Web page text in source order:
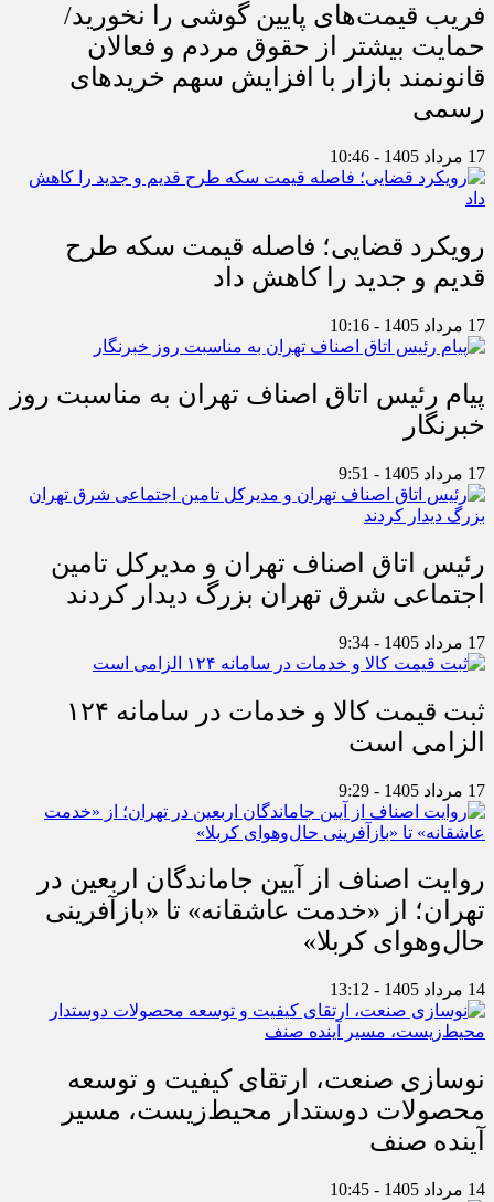
فریب قیمت‌های پایین گوشی را نخورید/
حمایت بیشتر از حقوق مردم و فعالان
قانونمند بازار با افزایش سهم خریدهای
رسمی
17 مرداد 1405 - 10:46
رویکرد قضایی؛ فاصله قیمت سکه طرح
قدیم و جدید را کاهش داد
17 مرداد 1405 - 10:16
پیام رئیس اتاق اصناف تهران به مناسبت روز
خبرنگار
17 مرداد 1405 - 9:51
رئیس اتاق اصناف تهران و مدیرکل تامین
اجتماعی شرق تهران بزرگ دیدار کردند
17 مرداد 1405 - 9:34
ثبت قیمت کالا و خدمات در سامانه ۱۲۴
الزامی است
17 مرداد 1405 - 9:29
روایت اصناف از آیین جاماندگان اربعین در
تهران؛ از «خدمت عاشقانه» تا «بازآفرینی
حال‌وهوای کربلا»
14 مرداد 1405 - 13:12
نوسازی صنعت، ارتقای کیفیت و توسعه
محصولات دوستدار محیط‌زیست، مسیر
آینده صنف
14 مرداد 1405 - 10:45